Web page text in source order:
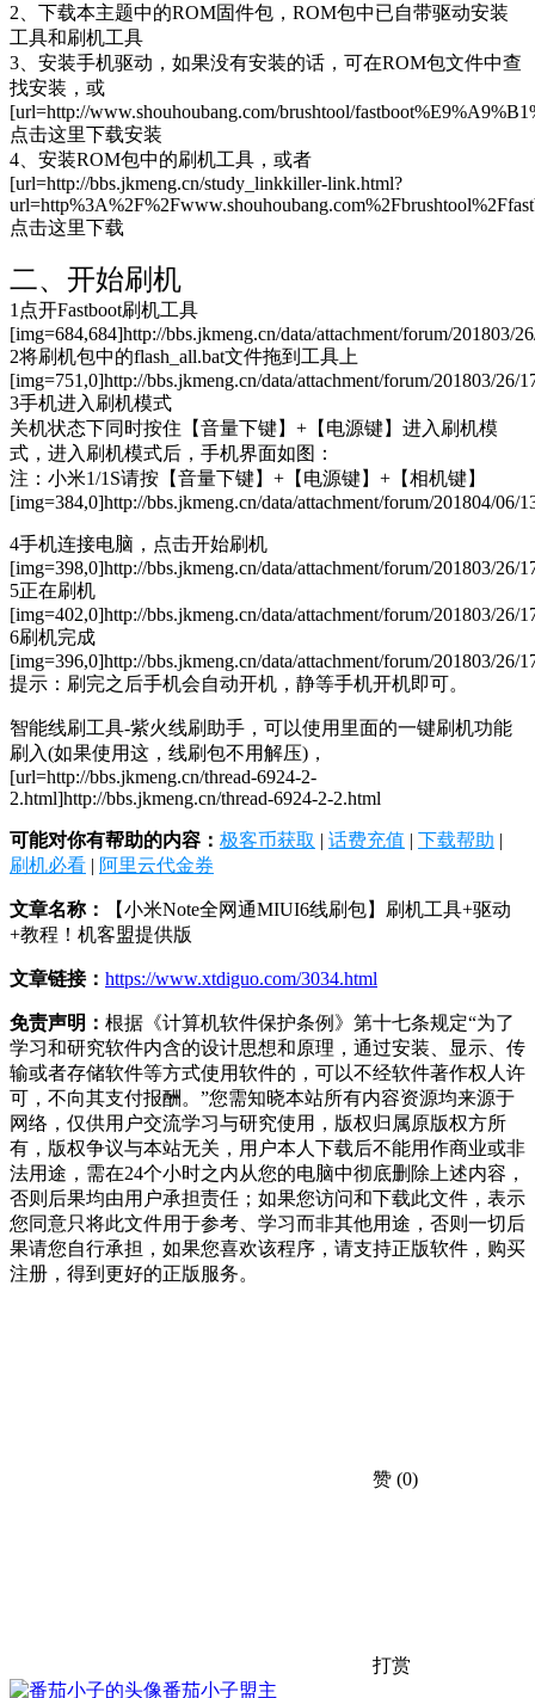
2、下载本主题中的ROM固件包，ROM包中已自带驱动安装
工具和刷机工具
3、安装手机驱动，如果没有安装的话，可在ROM包文件中查
找安装，或
[url=http://www.shouhoubang.com/brushtool/
点击这里下载安装
4、安装ROM包中的刷机工具，或者
[url=http://bbs.jkmeng.cn/study_linkkiller-link.html?
点击这里下载
二、开始刷机
1点开Fastboot刷机工具
[img=684,684]http://bbs.jkmeng.cn/data/attachment/forum/201803/
2将刷机包中的flash_all.bat文件拖到工具上
[img=751,0]http://bbs.jkmeng.cn/data/attachment/forum/201803/
3手机进入刷机模式
关机状态下同时按住【音量下键】+【电源键】进入刷机模
式，进入刷机模式后，手机界面如图：
注：小米1/1S请按【音量下键】+【电源键】+【相机键】
[img=384,0]http://bbs.jkmeng.cn/data/attachment/forum/201804/06/
4手机连接电脑，点击开始刷机
[img=398,0]http://bbs.jkmeng.cn/data/attachment/forum/201803/
5正在刷机
[img=402,0]http://bbs.jkmeng.cn/data/attachment/forum/201803/26/
6刷机完成
[img=396,0]http://bbs.jkmeng.cn/data/attachment/forum/201803/26/
提示：刷完之后手机会自动开机，静等手机开机即可。
智能线刷工具-紫火线刷助手，可以使用里面的一键刷机功能
刷入(如果使用这，线刷包不用解压)，
[url=http://bbs.jkmeng.cn/thread-6924-2-
2.html]http://bbs.jkmeng.cn/thread-6924-2-2.html
可能对你有帮助的内容： 极客币获取 | 话费充值 | 下载帮助 |
刷机必看 | 阿里云代金券
文章名称：
【小米Note全网通MIUI6线刷包】刷机工具+驱动
+教程！机客盟提供版
文章链接： https://www.xtdiguo.com/3034.html
免责声明： 根据《计算机软件保护条例》第十七条规定“为了
学习和研究软件内含的设计思想和原理，通过安装、显示、传
输或者存储软件等方式使用软件的，可以不经软件著作权人许
可，不向其支付报酬。”您需知晓本站所有内容资源均来源于
网络，仅供用户交流学习与研究使用，版权归属原版权方所
有，版权争议与本站无关，用户本人下载后不能用作商业或非
法用途，需在24个小时之内从您的电脑中彻底删除上述内容，
否则后果均由用户承担责任；如果您访问和下载此文件，表示
您同意只将此文件用于参考、学习而非其他用途，否则一切后
果请您自行承担，如果您喜欢该程序，请支持正版软件，购买
注册，得到更好的正版服务。
赞 (0)
打赏
番茄小子盟主